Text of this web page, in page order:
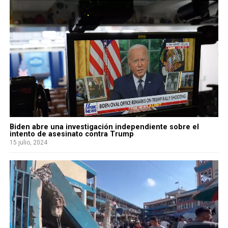
Biden abre una investigación independiente sobre el
intento de asesinato contra Trump
15 julio, 2024